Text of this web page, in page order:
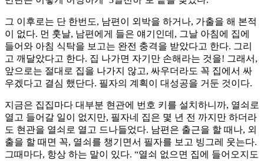
그 이후로는 단 한번도, 남편이 외박을 하거나, 가출을 해 본적
이 없다. 먼 훗날, 남편에게 들은 얘기인데, 그날 아침에 집에
들어와 아침 식탁을 보고는 완전 충격을 받았다고 한다. 그리
고 깨달았다고 한다. 집 나가면 자기만 손해라는 것을! 그래서,
앞으로는 절대로 집을 나가지 않고, 싸우더라도 꼭 집에서 싸
우겠다고 결심 했단다. 필자의 계획이 대성공을 거둔 것이다.
지금은 집집마다 대부분 현관에 번호 키를 설치하니까, 열쇠로
열고 들어갈 일이 없지만, 필자네 집은 몇 년 전 까지만 하더라
도 현관을 열쇠로 열고 드나들었다. 남편은 출근을 할 때나, 외
출을 할 때면 꼭, 열쇠를 챙기면서 필자를 보고 빙그레 웃는다.
그때마다, 항상 하는 말이 있다. “열쇠 없으면 집에 들어오지도